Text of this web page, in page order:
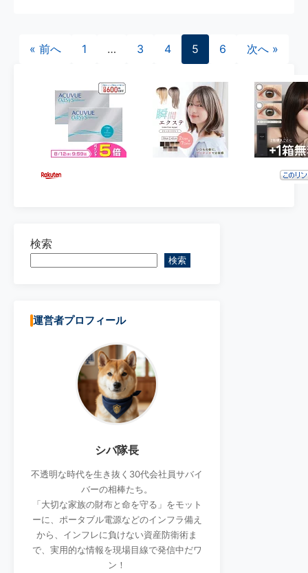
投稿のページ送り
« 前へ 1 … 3 4 5 6 次へ »
検索
検索
運営者プロフィール
シバ隊長
不透明な時代を生き抜く30代会社員サバイ
バーの相棒たち。
「大切な家族の財布と命を守る」をモット
ーに、ポータブル電源などのインフラ備え
から、インフレに負けない資産防衛術ま
で、実用的な情報を現場目線で発信中だワ
ン！